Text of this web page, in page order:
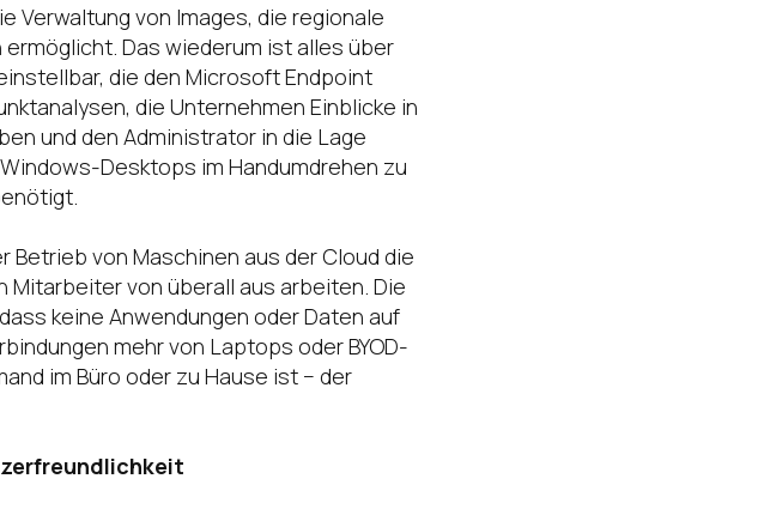
von Images, die regionale
Das wiederum ist alles über
die den Microsoft Endpoint
die Unternehmen Einblicke in
und den Administrator in die Lage
Desktops im Handumdrehen zu
von Maschinen aus der Cloud die
von überall aus arbeiten. Die
keine Anwendungen oder Daten auf
mehr von Laptops oder BYOD-
im Büro oder zu Hause ist − der